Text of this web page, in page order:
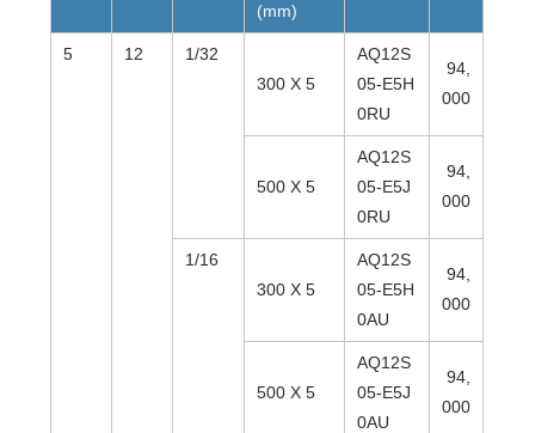
(mm)
5 12
1/32
300 X 5
AQ12S
05-E5H
0RU
94,
000
500 X 5
AQ12S
05-E5J
0RU
94,
000
1/16
300 X 5
AQ12S
05-E5H
0AU
94,
000
500 X 5
AQ12S
05-E5J
0AU
94,
000